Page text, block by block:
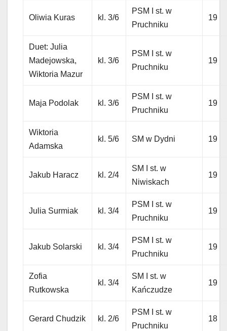
Oliwia Kuras kl. 3/6
PSM I st. w
Pruchniku
19
Duet: Julia
Madejowska,
Wiktoria Mazur
kl. 3/6
PSM I st. w
Pruchniku
19
Maja Podolak kl. 3/6
PSM I st. w
Pruchniku
19
Wiktoria
Adamska
kl. 5/6 SM w Dydni 19
Jakub Haracz kl. 2/4
SM I st. w
Niwiskach
19
Julia Surmiak kl. 3/4
PSM I st. w
Pruchniku
19
Jakub Solarski kl. 3/4
PSM I st. w
Pruchniku
19
Zofia
Rutkowska
kl. 3/4
SM I st. w
Kańczudze
19
Gerard Chudzik kl. 2/6
PSM I st. w
Pruchniku
18